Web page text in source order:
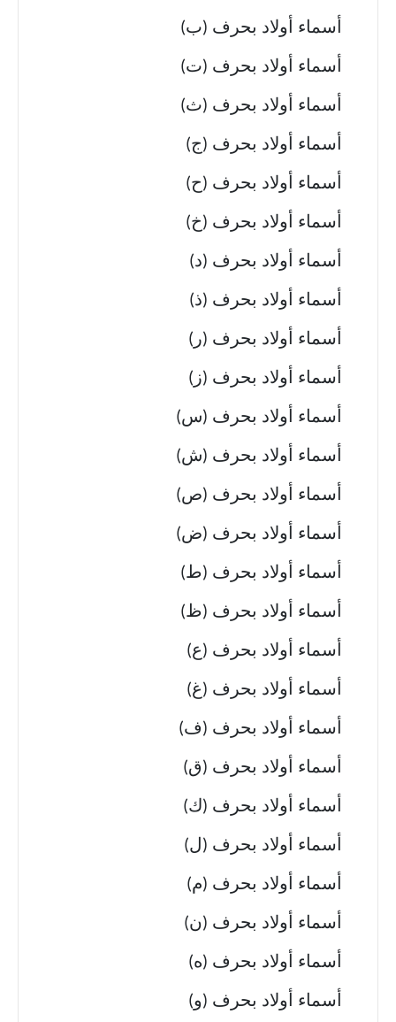
أسماء أولاد بحرف (ب)
أسماء أولاد بحرف (ت)
أسماء أولاد بحرف (ث)
أسماء أولاد بحرف (ج)
أسماء أولاد بحرف (ح)
أسماء أولاد بحرف (خ)
أسماء أولاد بحرف (د)
أسماء أولاد بحرف (ذ)
أسماء أولاد بحرف (ر)
أسماء أولاد بحرف (ز)
أسماء أولاد بحرف (س)
أسماء أولاد بحرف (ش)
أسماء أولاد بحرف (ص)
أسماء أولاد بحرف (ض)
أسماء أولاد بحرف (ط)
أسماء أولاد بحرف (ظ)
أسماء أولاد بحرف (ع)
أسماء أولاد بحرف (غ)
أسماء أولاد بحرف (ف)
أسماء أولاد بحرف (ق)
أسماء أولاد بحرف (ك)
أسماء أولاد بحرف (ل)
أسماء أولاد بحرف (م)
أسماء أولاد بحرف (ن)
أسماء أولاد بحرف (ه)
أسماء أولاد بحرف (و)